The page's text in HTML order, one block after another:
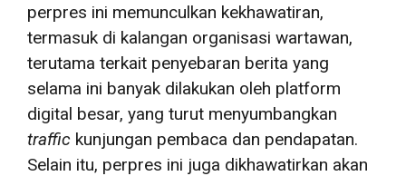
perpres ini memunculkan kekhawatiran,
termasuk di kalangan organisasi wartawan,
terutama terkait penyebaran berita yang
selama ini banyak dilakukan oleh platform
digital besar, yang turut menyumbangkan
traffic kunjungan pembaca dan pendapatan.
Selain itu, perpres ini juga dikhawatirkan akan